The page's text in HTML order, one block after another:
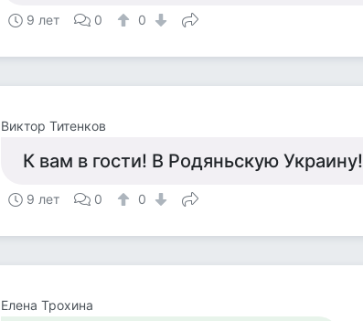
9 лет 0 0
Виктор Титенков
К вам в гости! В Родяньскую Украину!
9 лет 0 0
Елена Трохина